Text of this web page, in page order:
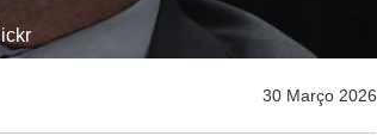
30 Março 2026